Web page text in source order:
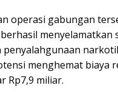
operasi gabungan
menyelamatkan
penyalahgunaan
menghemat biaya
Rp7,9 miliar.